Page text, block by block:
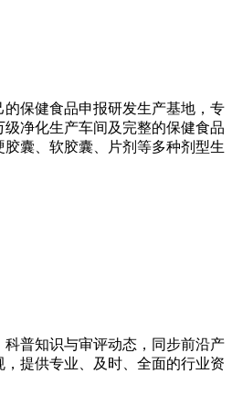
保健食品申报研发生产基地，专
净化生产车间及完整的保健食品
囊、软胶囊、片剂等多种剂型生
普知识与审评动态，同步前沿产
提供专业、及时、全面的行业资